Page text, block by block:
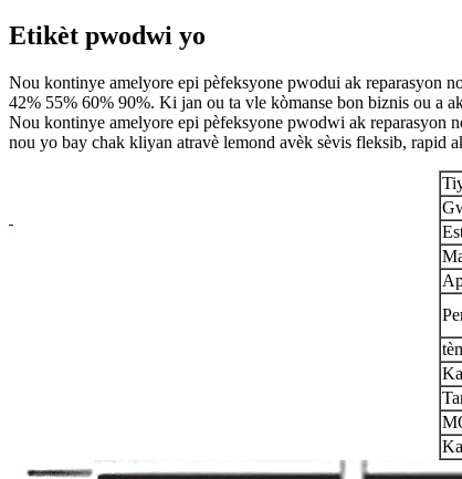
Etikèt pwodwi yo
Nou kontinye amelyore epi pèfeksyone pwodui ak reparasyon
42% 55% 60% 90%. Ki jan ou ta vle kòmanse bon biznis ou a
Nou kontinye amelyore epi pèfeksyone pwodwi ak reparasyon
nou yo bay chak kliyan atravè lemond avèk sèvis fleksib,